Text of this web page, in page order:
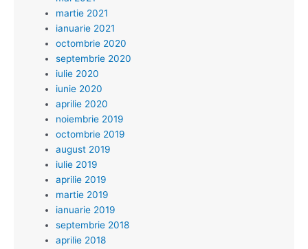
martie 2021
ianuarie 2021
octombrie 2020
septembrie 2020
iulie 2020
iunie 2020
aprilie 2020
noiembrie 2019
octombrie 2019
august 2019
iulie 2019
aprilie 2019
martie 2019
ianuarie 2019
septembrie 2018
aprilie 2018